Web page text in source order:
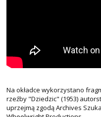
Na okładce wykorzystano
rzeźby "Dziedzic" (1953)
uprzejmą zgodą Archives